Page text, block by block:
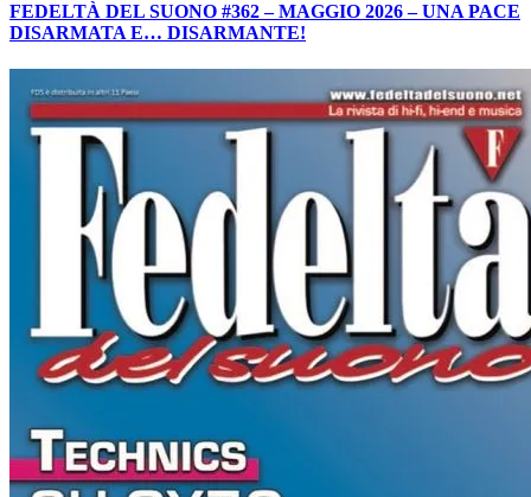
FEDELTÀ DEL SUONO #362 – MAGGIO 2026 – UNA PACE
DISARMATA E… DISARMANTE!